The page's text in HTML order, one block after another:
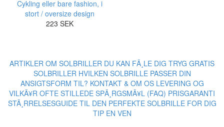
Cykling eller bare fashion, i
stort / oversize design
223 SEK
ARTIKLER OM SOLBRILLER DU KAN FÃ¸LE DIG TRYG GRATIS
SOLBRILLER HVILKEN SOLBRILLE PASSER DIN
ANSIGTSFORM TIL? KONTAKT & OM OS LEVERING OG
VILKÃ¥R OFTE STILLEDE SPÃ¸RGSMÃ¥L (FAQ) PRISGARANTI
STÃ¸RRELSESGUIDE TIL DEN PERFEKTE SOLBRILLE FOR DIG
TIP EN VEN